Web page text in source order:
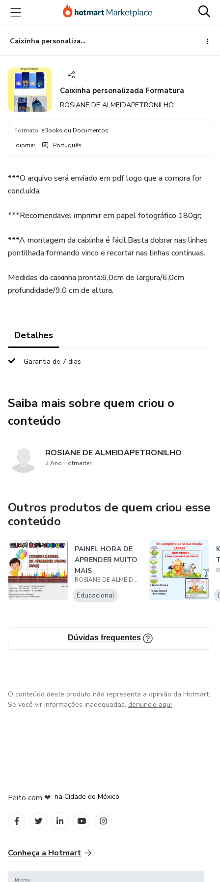
para
conteúdo
principal
para
pagamento
para
rodapé
Caixinha personalizada Formatura
Caixinha personalizada Formatura
ROSIANE DE ALMEIDAPETRONILHO
Formato: eBooks ou Documentos
Idioma: Português
***O arquivo será enviado em pdf logo que a compra for
concluída.
***Recomendavel imprimir em papel fotográfico 180gr;
***A montagem da caixinha é fácil.Basta dobrar nas linhas
pontilhada formando vinco e recortar nas linhas contínuas.
Medidas da caixinha pronta:6,0cm de largura/6,0cm
profundidade/9,0 cm de altura.
Detalhes
Garantia de 7 dias
Saiba mais sobre quem criou o
conteúdo
ROSIANE DE ALMEIDAPETRONILHO
2 Ano Hotmarter
Outros produtos de quem criou esse
conteúdo
PAINEL HORA DE
APRENDER MUITO
MAIS
ROSIANE DE ALMEIDAPETRONILHO
Educacional
Dúvidas frequentes
O conteúdo deste produto não representa a opinião da Hotmart.
Se você vir informações inadequadas, denuncie aqui
Feito com ❤ na Cidade do México
Conheça a Hotmart
Idioma